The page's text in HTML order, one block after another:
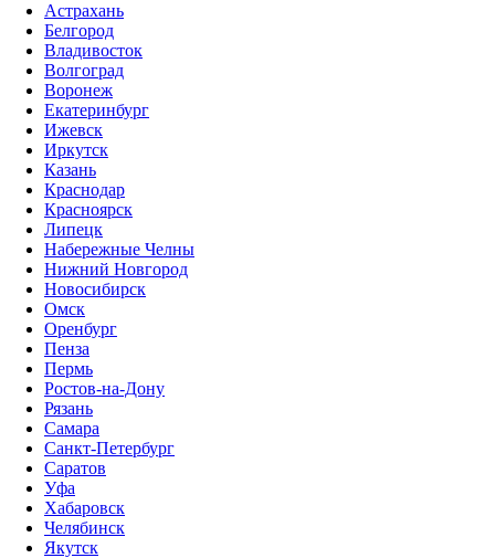
Астрахань
Белгород
Владивосток
Волгоград
Воронеж
Екатеринбург
Ижевск
Иркутск
Казань
Краснодар
Красноярск
Липецк
Набережные Челны
Нижний Новгород
Новосибирск
Омск
Оренбург
Пенза
Пермь
Ростов-на-Дону
Рязань
Самара
Санкт-Петербург
Саратов
Уфа
Хабаровск
Челябинск
Якутск